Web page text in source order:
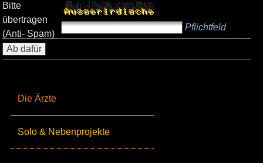
Die Ärzte
Solo & Nebenprojekte
Bitte
übertragen
(Anti- Spam)
Pflichtfeld